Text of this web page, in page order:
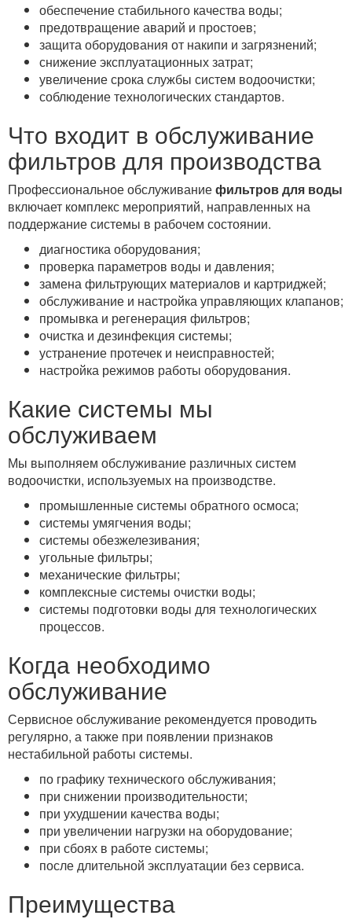
обеспечение стабильного качества воды;
предотвращение аварий и простоев;
защита оборудования от накипи и загрязнений;
снижение эксплуатационных затрат;
увеличение срока службы систем водоочистки;
соблюдение технологических стандартов.
Что входит в обслуживание
фильтров для производства
Профессиональное обслуживаниефильтров для воды
включает комплекс мероприятий, направленных на
поддержание системы в рабочем состоянии.
диагностика оборудования;
проверка параметров воды и давления;
замена фильтрующих материалов и картриджей;
обслуживание и настройка управляющих клапанов;
промывка и регенерация фильтров;
очистка и дезинфекция системы;
устранение протечек и неисправностей;
настройка режимов работы оборудования.
Какие системы мы
обслуживаем
Мы выполняем обслуживание различных систем
водоочистки, используемых на производстве.
промышленные системы обратного осмоса;
системы умягчения воды;
системы обезжелезивания;
угольные фильтры;
механические фильтры;
комплексные системы очистки воды;
системы подготовки воды для технологических
процессов.
Когда необходимо
обслуживание
Сервисное обслуживание рекомендуется проводить
регулярно, а также при появлении признаков
нестабильной работы системы.
по графику технического обслуживания;
при снижении производительности;
при ухудшении качества воды;
при увеличении нагрузки на оборудование;
при сбоях в работе системы;
после длительной эксплуатации без сервиса.
Преимущества